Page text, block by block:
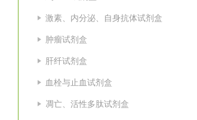
激素、内分泌、自身抗体试剂盒
肿瘤试剂盒
肝纤试剂盒
血栓与止血试剂盒
凋亡、活性多肽试剂盒